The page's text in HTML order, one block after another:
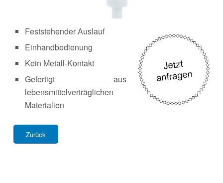
Feststehender Auslauf
Einhandbedienung
Kein Metall-Kontakt
Gefertigt aus
lebensmittelverträglichen
Materialien
Zurück